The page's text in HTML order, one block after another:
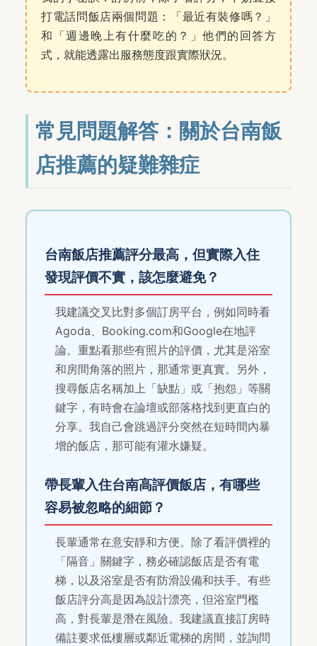
打電話問飯店兩個問題：「最近有裝修嗎？」
和「週邊晚上有什麼吃的？」他們的回答方
式，就能透露出服務態度跟實際狀況。
常見問題解答：關於台南飯
店推薦的疑難雜症
台南飯店推薦評分最高，但實際入住
發現評價不實，該怎麼避免？
我建議交叉比對多個訂房平台，例如同時看
Agoda、Booking.com和Google在地評
論。重點看那些有照片的評價，尤其是浴室
和房間角落的照片，那通常更真實。另外，
搜尋飯店名稱加上「缺點」或「抱怨」等關
鍵字，有時會在論壇或部落格找到更直白的
分享。我自己會跳過評分突然在短時間內暴
增的飯店，那可能有灌水嫌疑。
帶長輩入住台南高評價飯店，有哪些
容易被忽略的細節？
長輩通常在意安靜和方便。除了看評價裡的
「隔音」關鍵字，務必確認飯店是否有電
梯，以及浴室是否有防滑設備和扶手。有些
飯店評分高是因為設計漂亮，但浴室門檻
高，對長輩是潛在風險。我建議直接訂房時
備註要求低樓層或鄰近電梯的房間，並詢問